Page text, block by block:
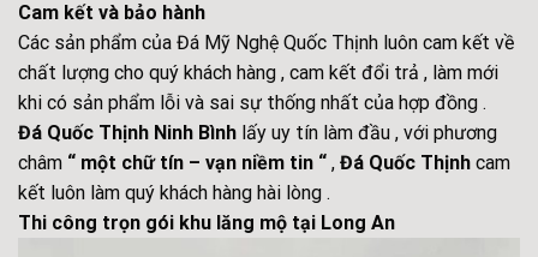
Cam kết và bảo hành
Các sản phẩm của Đá Mỹ Nghệ Quốc Thịnh luôn cam kết về
chất lượng cho quý khách hàng , cam kết đổi trả , làm mới
khi có sản phẩm lỗi và sai sự thống nhất của hợp đồng .
Đá Quốc Thịnh Ninh Bình lấy uy tín làm đầu , với phương
châm “ một chữ tín – vạn niềm tin “ , Đá Quốc Thịnh cam
kết luôn làm quý khách hàng hài lòng .
Thi công trọn gói khu lăng mộ tại Long An